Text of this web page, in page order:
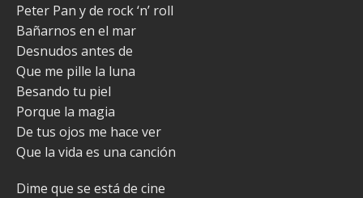
Peter Pan y de rock ‘n’ roll
Bañarnos en el mar
Desnudos antes de
Que me pille la luna
Besando tu piеl
Porque la magia
De tus ojos me hacе ver
Que la vida es una canción
Dime que se está de cine